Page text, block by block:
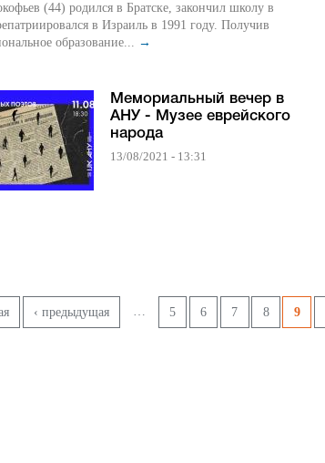
(44) родился в Братске, закончил школу в
в Израиль в 1991 году. Получив
образование... →
Мемориальный вечер в
АНУ - Музее еврейского
народа
13/08/2021 - 13:31
‹ предыдущая 5 6 7 8 9